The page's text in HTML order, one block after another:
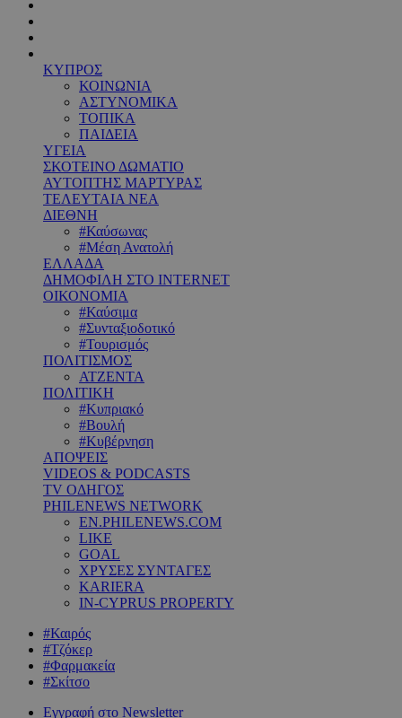
ΚΥΠΡΟΣ
ΚΟΙΝΩΝΙΑ
ΑΣΤΥΝΟΜΙΚΑ
ΤΟΠΙΚΑ
ΠΑΙΔΕΙΑ
ΥΓΕΙΑ
ΣΚΟΤΕΙΝΟ ΔΩΜΑΤΙΟ
ΑΥΤΟΠΤΗΣ ΜΑΡΤΥΡΑΣ
ΤΕΛΕΥΤΑΙΑ ΝΕΑ
ΔΙΕΘΝΗ
#Καύσωνας
#Μέση Ανατολή
ΕΛΛΑΔΑ
ΔΗΜΟΦΙΛΗ ΣΤΟ INTERNET
ΟΙΚΟΝΟΜΙΑ
#Καύσιμα
#Συνταξιοδοτικό
#Τουρισμός
ΠΟΛΙΤΙΣΜΟΣ
ΑΤΖΕΝΤΑ
ΠΟΛΙΤΙΚΗ
#Κυπριακό
#Βουλή
#Κυβέρνηση
ΑΠΟΨΕΙΣ
VIDEOS & PODCASTS
TV ΟΔΗΓΟΣ
PHILENEWS NETWORK
EN.PHILENEWS.COM
LIKE
GOAL
ΧΡΥΣΕΣ ΣΥΝΤΑΓΕΣ
KARIERA
IN-CYPRUS PROPERTY
#Καιρός
#Τζόκερ
#Φαρμακεία
#Σκίτσο
Εγγραφή στο Newsletter